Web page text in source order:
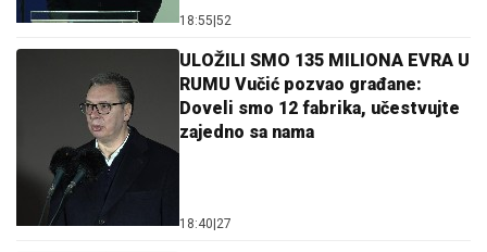
18:55 52
ULOŽILI SMO 135 MILIONA EVRA U
RUMU Vučić pozvao građane:
Doveli smo 12 fabrika, učestvujte
zajedno sa nama
18:40 27